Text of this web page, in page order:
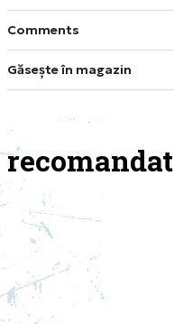
Comments
Găsește în magazin
recomandat